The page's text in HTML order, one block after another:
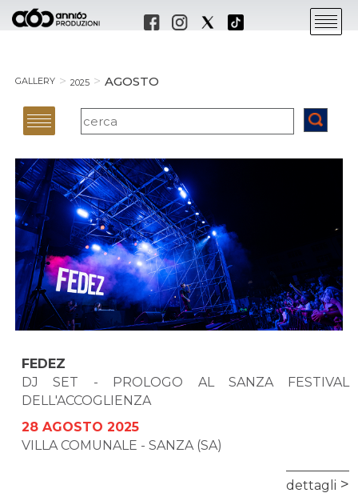
GALLERY 2025 AGOSTO
FEDEZ
DJ SET - PROLOGO AL SANZA FESTIVAL
DELL'ACCOGLIENZA
28 AGOSTO 2025
VILLA COMUNALE - SANZA (SA)
dettagli